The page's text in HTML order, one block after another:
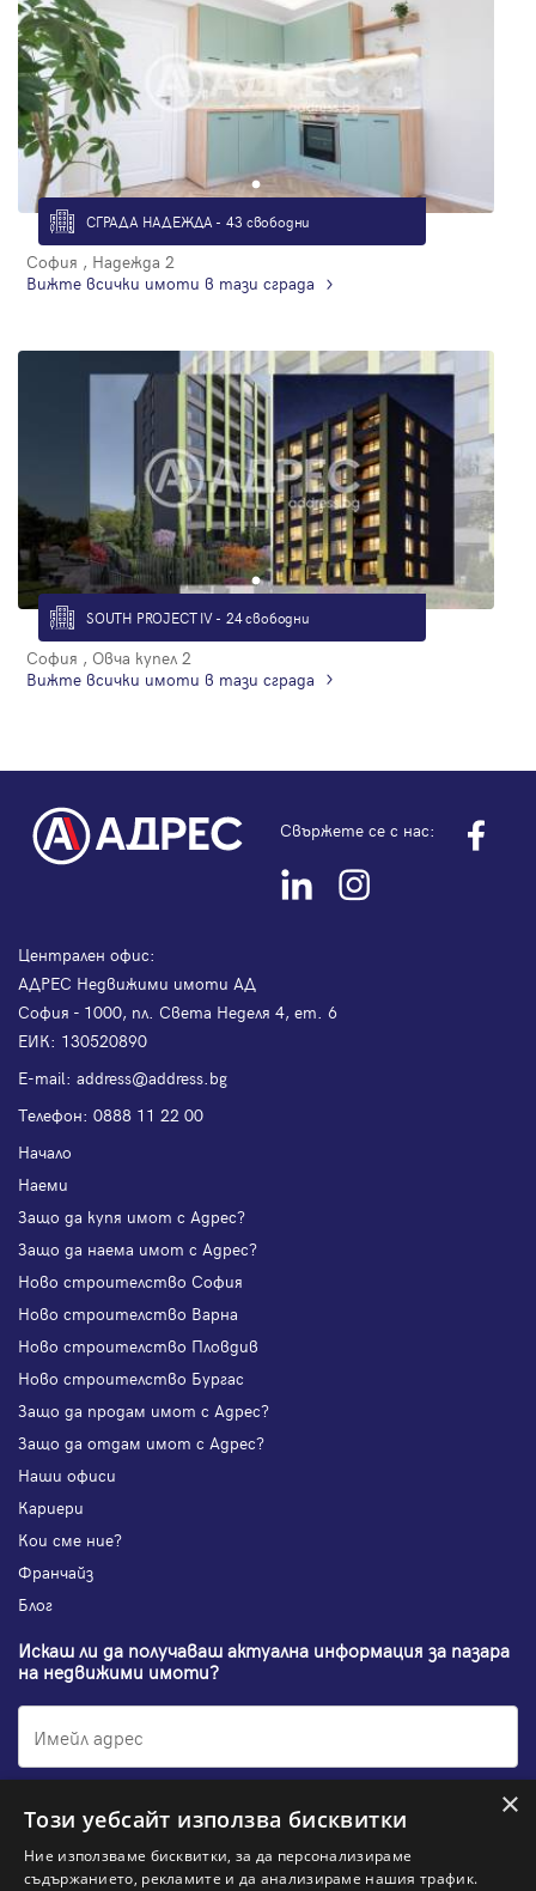
СГРАДА НАДЕЖДА - 43 свободни
София , Надежда 2
Вижте всички имоти в тази сграда
SOUTH PROJECT IV - 24 свободни
София , Овча купел 2
Вижте всички имоти в тази сграда
Свържете се с нас:
Централен офис:
АДРЕС Недвижими имоти АД
София - 1000, пл. Света Неделя 4, ет. 6
ЕИК: 130520890
Е-mail: address@address.bg
Телефон: 0888 11 22 00
Начало
Наеми
Защо да купя имот с Адрес?
Защо да наема имот с Адрес?
Ново строителство София
Ново строителство Варна
Ново строителство Пловдив
Ново строителство Бургас
Защо да продам имот с Адрес?
Защо да отдам имот с Адрес?
Наши офиси
Кариери
Кои сме ние?
Франчайз
Блог
Искаш ли да получаваш актуална информация за пазара
на недвижими имоти?
Абонирам се ×
Този уебсайт използва бисквитки
Ние използваме бисквитки, за да персонализираме
съдържанието, рекламите и да анализираме нашия трафик.